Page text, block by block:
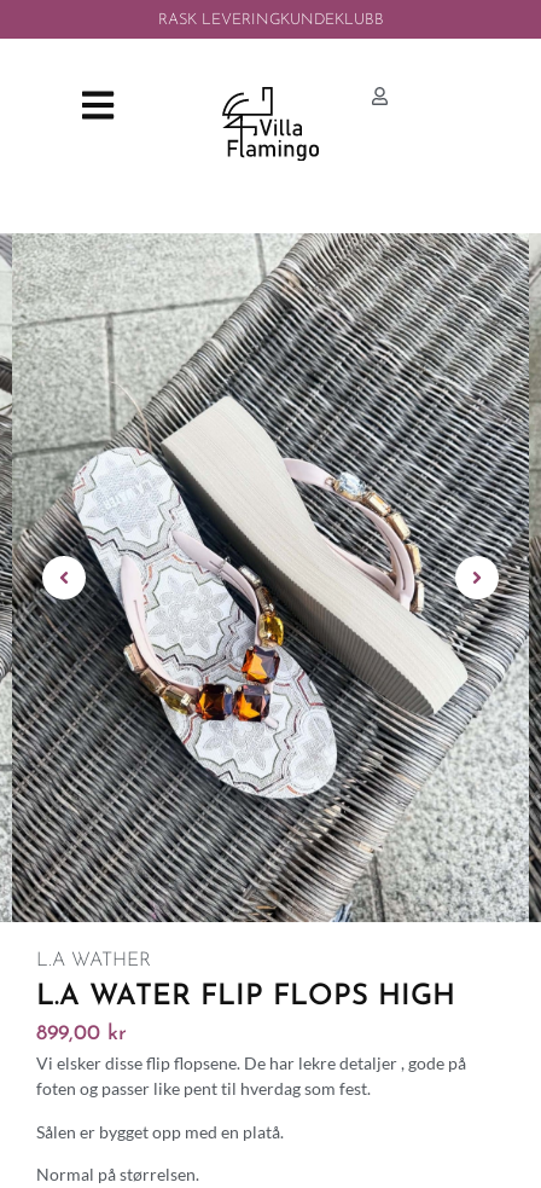
RASK LEVERINGKUNDEKLUBB
L.A WATHER
L.A WATER FLIP FLOPS HIGH
899,00 kr
Vi elsker disse flip flopsene. De har lekre detaljer , gode på
foten og passer like pent til hverdag som fest.
Sålen er bygget opp med en platå.
Normal på størrelsen.